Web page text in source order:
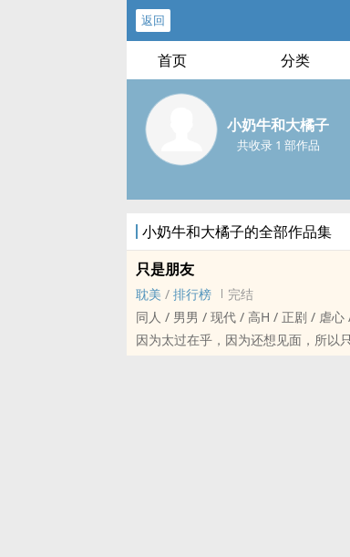
返回
首页 分类
小奶牛和大橘子
共收录 1 部作品
小奶牛和大橘子的全部作品集
只是朋友
耽美 / 排行榜
完结
同人 / 男男 / 现代 / ‍高‎‌H‍‌ / 正剧 / 虐心
因为太过在乎，因为还想见面，所以